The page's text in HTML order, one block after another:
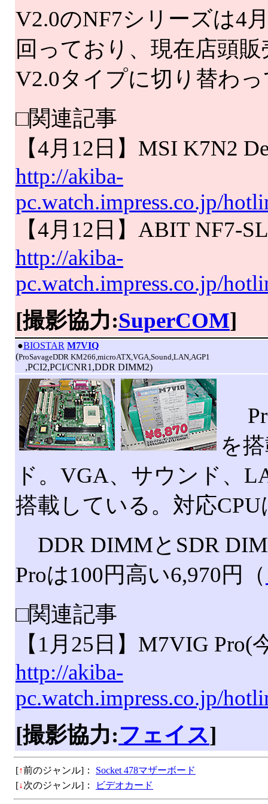
V2.0のNF7シリーズは4
回っており、現在店頭
V2.0タイプに切り替わ
□関連記事
【4月12日】MSI K7N2
http://akiba-
pc.watch.impress.co.jp/
【4月12日】ABIT NF7-
http://akiba-
pc.watch.impress.co.jp/
[撮影協力:SuperCOM]
●BIOSTAR M7VIQ
(ProSavageDDR KM266,microATX,VGA,Sound,LAN,AGP1
,PCI2,PCI/CNR1,DDR DIMM2)
を
ド。VGA、サウンド、
搭載している。対応
DDR DIMMとSDR
Proは100円高い6,970円（
□関連記事
【1月25日】M7VIG
http://akiba-
pc.watch.impress.co.jp/
[撮影協力:フェイス]
[↑前のジャンル]：
Socket 478マザーボード
[↓次のジャンル]： ビデオカード